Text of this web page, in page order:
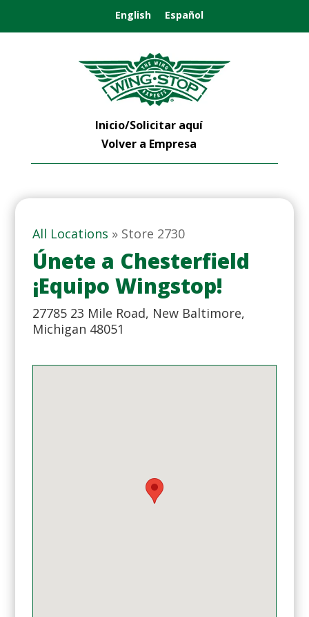
English Español
Inicio/Solicitar aquí
Volver a Empresa
All Locations » Store 2730
Únete a Chesterfield
¡Equipo Wingstop!
27785 23 Mile Road, New Baltimore,
Michigan 48051